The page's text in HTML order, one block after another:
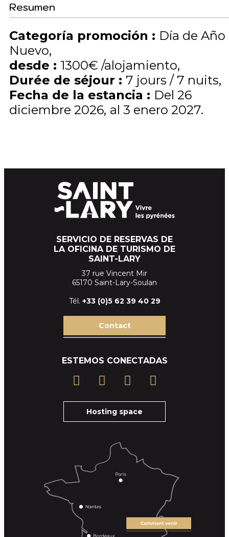
Resumen
Categoría promoción : Día de Año
Nuevo
desde : 1300€ /alojamiento
Durée de séjour : 7 jours / 7 nuits
Fecha de la estancia : Del 26
diciembre 2026 al 3 enero 2027
SERVICIO DE RESERVAS DE
LA OFICINA DE TURISMO DE
SAINT-LARY
37 rue Vincent Mir
65170 Saint-Lary-Soulan
Tél. +33 (0)5 62 39 40 29
Contact
ESTEMOS CONECTADAS
Hosting space